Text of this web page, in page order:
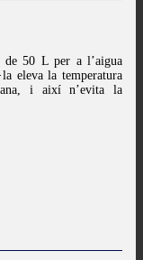
de 50 L per a l’aigua
eleva la temperatura
i així n’evita la